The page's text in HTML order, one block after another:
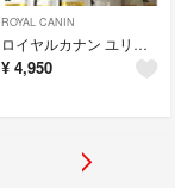
ROYAL CANIN
ロイヤルカナン ユリナリーS/O パウチ85g 15袋
¥ 4,950